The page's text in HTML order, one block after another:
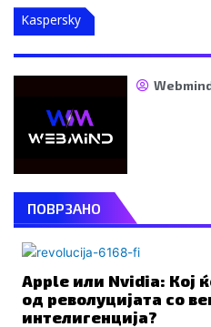
Kaspersky
ПОВРЗАНО
Apple или Nvidia: Кој
од револуцијата со
интелигенција?